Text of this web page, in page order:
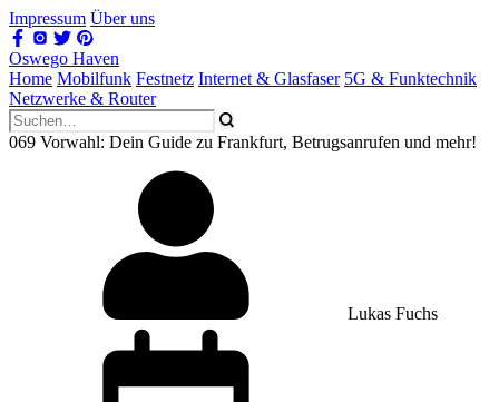
Impressum Über uns
Oswego Haven
Home Mobilfunk Festnetz Internet & Glasfaser 5G & Funktechnik
Netzwerke & Router
069 Vorwahl: Dein Guide zu Frankfurt, Betrugsanrufen und mehr!
Lukas Fuchs